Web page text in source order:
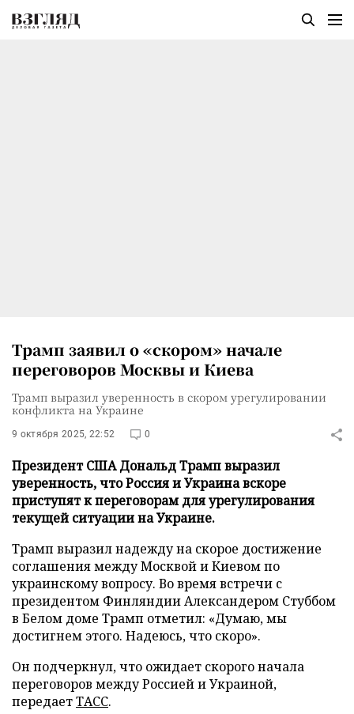
Трамп заявил о «скором» начале
переговоров Москвы и Киева
Трамп выразил уверенность в скором урегулировании
конфликта на Украине
9 октября 2025, 22:52 0
Президент США Дональд Трамп выразил
уверенность, что Россия и Украина вскоре
приступят к переговорам для урегулирования
текущей ситуации на Украине.
Трамп выразил надежду на скорое достижение
соглашения между Москвой и Киевом по
украинскому вопросу. Во время встречи с
президентом Финляндии Александером Стуббом
в Белом доме Трамп отметил: «Думаю, мы
достигнем этого. Надеюсь, что скоро».
Он подчеркнул, что ожидает скорого начала
переговоров между Россией и Украиной,
передаетТАСС.